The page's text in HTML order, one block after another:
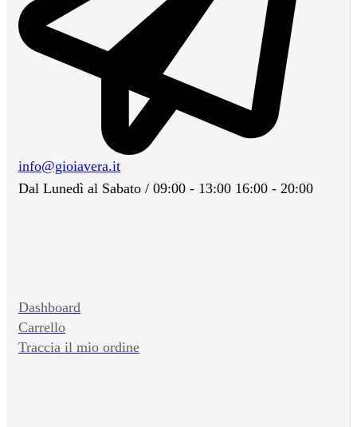
info@gioiavera.it
Dal Lunedì al Sabato / 09:00 - 13:00 16:00 - 20:00
Dashboard
Carrello
Traccia il mio ordine